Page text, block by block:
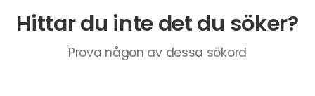
Hittar du inte det du söker?
Prova någon av dessa sökord